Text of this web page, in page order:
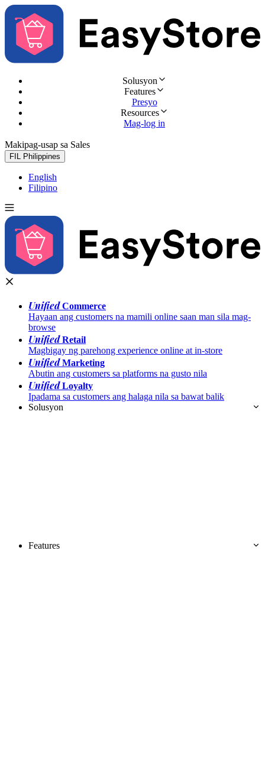
Solusyon
Features
Presyo
Resources
Mag-log in
Makipag-usap sa Sales
FIL Philippines
English
Filipino
UnifiedCommerce
Hayaan ang customers na mamili online saan man sila mag-
browse
UnifiedRetail
Magbigay ng parehong experience online at in-store
UnifiedMarketing
Abutin ang customers sa platforms na gusto nila
UnifiedLoyalty
Ipadama sa customers ang halaga nila sa bawat balik
Solusyon
Features